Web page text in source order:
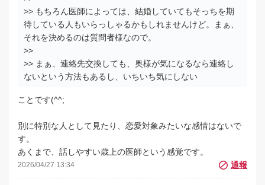
>> もちろん医師によっては、結婚していてもそっちを期
待している人もいらっしゃるかもしれませんけど。まぁ、
それを決めるのは質問者様なので。
>>
>> まぁ、連絡先交換しても、奥様が気になるなら連絡し
ないという方法もあるし、いちいち気にしない
ことです(^^;
別に特別な人として見たり、恋愛対象みたいな感情はないで
す。
あくまで、話しやすい歳上の医師という感覚です。
2026/04/27 13:34